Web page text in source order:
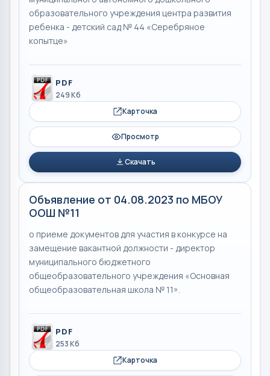
образовательного учреждения центра развития
ребенка - детский сад № 44 «Серебряное
копытце»
PDF
249 Кб
Карточка
Просмотр
Скачать
Объявление от 04.08.2023 по МБОУ
ООШ №11
о приеме документов для участия в конкурсе на
замещение вакантной должности - директор
муниципального бюджетного
общеобразовательного учреждения «Основная
общеобразовательная школа № 11».
PDF
253 Кб
Карточка